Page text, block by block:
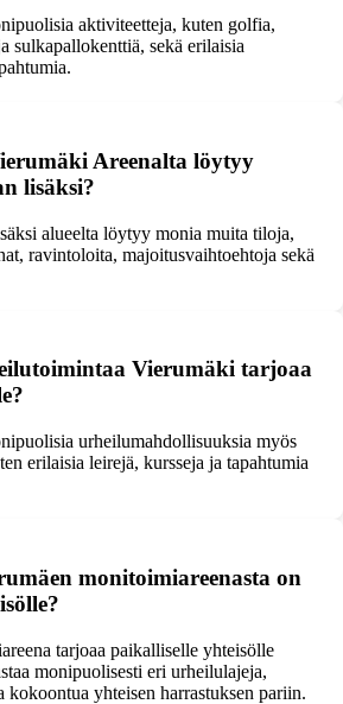
aktiviteetteja, kuten golfia,
sulkapallokenttiä, sekä erilaisia
Areenalta löytyy
lisäksi?
alueelta löytyy monia muita tiloja,
ravintoloita, majoitusvaihtoehtoja sekä
Vierumäki tarjoaa
urheilumahdollisuuksia myös
erilaisia leirejä, kursseja ja tapahtumia
monitoimiareenasta on
tarjoaa paikalliselle yhteisölle
monipuolisesti eri urheilulajeja,
kokoontua yhteisen harrastuksen pariin.